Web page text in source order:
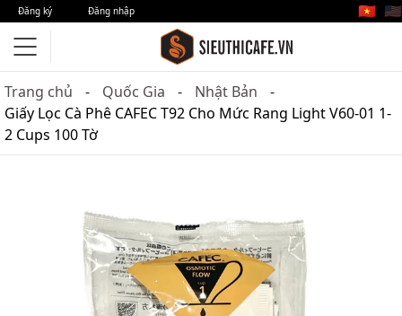
Đăng ký Đăng nhập 🇻🇳 🇺🇸
Trang chủ Quốc Gia
Nhật Bản
Giấy Lọc Cà Phê CAFEC T92 Cho Mức Rang Light V60-01 1-
2 Cups 100 Tờ